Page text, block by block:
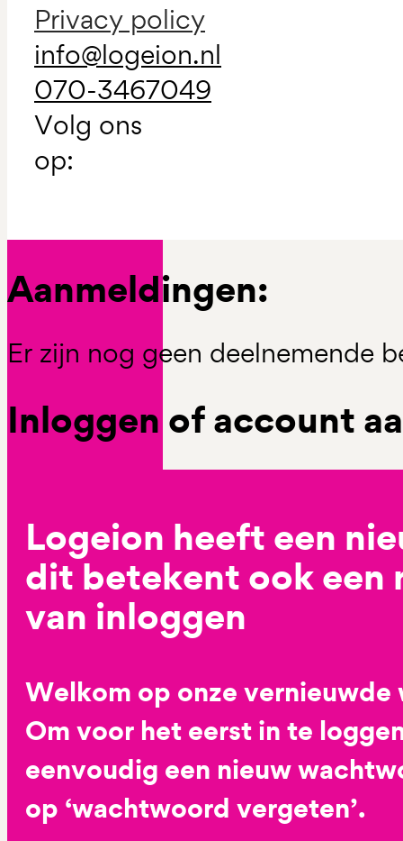
Privacy policy
info@logeion.nl
070-3467049
Volg ons
op:
Aanmeldingen:
Er zijn nog geen deelnemende
Inloggen of account
Logeion heeft een
dit betekent ook een
van inloggen
Welkom op onze vernieuwde
Om voor het eerst in te
eenvoudig een nieuw
op ‘wachtwoord vergeten’.